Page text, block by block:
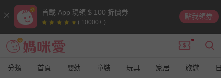
首載 App 現領 $ 100 折價券
( 10000+ )
點我領券
分類 首頁 嬰幼 童裝 玩具 家居 旅遊